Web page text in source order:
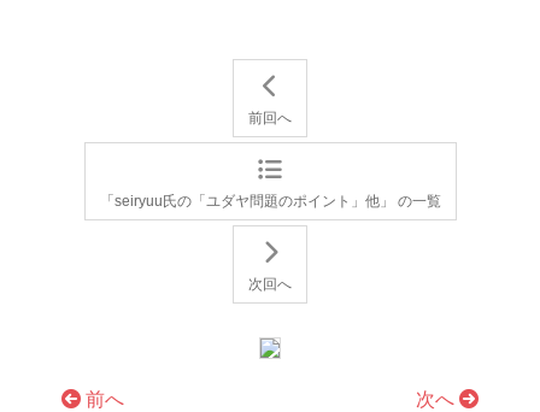
前回へ
「seiryuu氏の「ユダヤ問題のポイント」他」 の一覧
次回へ
前へ 次へ